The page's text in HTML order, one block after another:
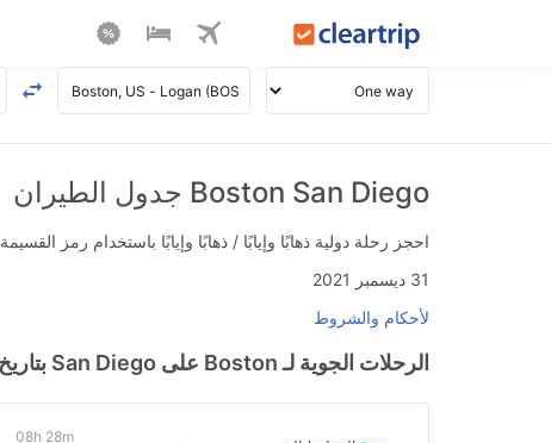
Boston San Diego جدول الطيران
احجز رحلة دولية ذهابًا وإيابًا / ذهابًا وإيابًا باستخدام رمز القسيمة FLIGHTS واحصل على استرداد نقدي فوري يصل إلى SAR 700.
31 ديسمبر 2021
لأحكام والشروط
الرحلات الجوية لـ Boston على San Diego بتاريخ>
08h 28m